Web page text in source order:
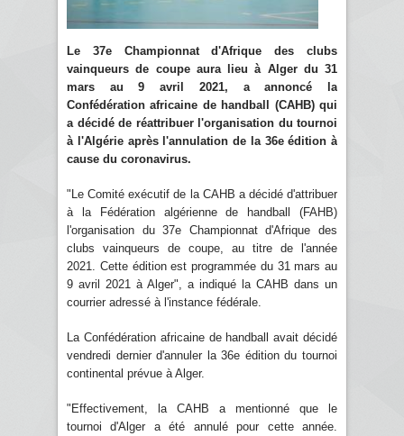
Le 37e Championnat d'Afrique des clubs
vainqueurs de coupe aura lieu à Alger du 31
mars au 9 avril 2021, a annoncé la
Confédération africaine de handball (CAHB) qui
a décidé de réattribuer l'organisation du tournoi
à l'Algérie après l'annulation de la 36e édition à
cause du coronavirus.
"Le Comité exécutif de la CAHB a décidé d'attribuer
à la Fédération algérienne de handball (FAHB)
l'organisation du 37e Championnat d'Afrique des
clubs vainqueurs de coupe, au titre de l'année
2021. Cette édition est programmée du 31 mars au
9 avril 2021 à Alger", a indiqué la CAHB dans un
courrier adressé à l'instance fédérale.
La Confédération africaine de handball avait décidé
vendredi dernier d'annuler la 36e édition du tournoi
continental prévue à Alger.
"Effectivement, la CAHB a mentionné que le
tournoi d'Alger a été annulé pour cette année.